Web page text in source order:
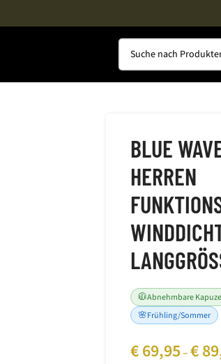
BLUE
HERREN
🧥Abnehmbare Kapuze
🌸Frühling/Sommer
€69,95–€